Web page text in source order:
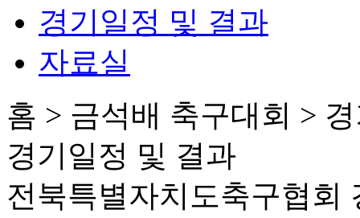
경기일정 및 결과
자료실
홈 > 금석배 축구대회 >
경기일정 및 결과
전북특별자치도축구협회